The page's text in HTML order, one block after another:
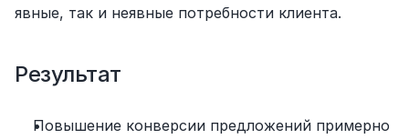
явные, так и неявные потребности клиента.
Результат
Повышение конверсии предложений примерно